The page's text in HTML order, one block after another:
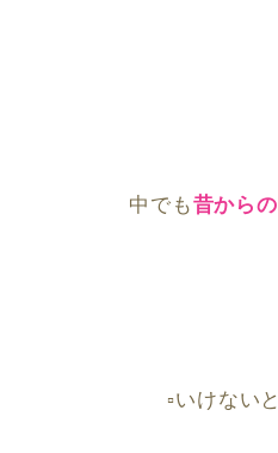
中でも昔から
▫️いけない